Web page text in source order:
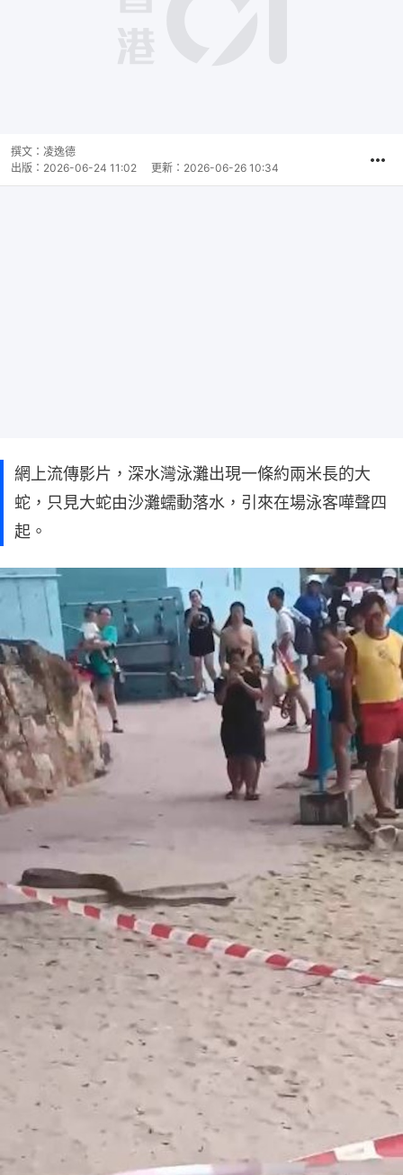
撰文： 凌逸德
出版： 2026-06-24 11:02 更新： 2026-06-26 10:34
網上流傳影片，深水灣泳灘出現一條約兩米長的大
蛇，只見大蛇由沙灘蠕動落水，引來在場泳客嘩聲四
起。